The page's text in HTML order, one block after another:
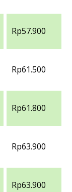
Rp57.900
Rp61.500
Rp61.800
Rp63.900
Rp63.900